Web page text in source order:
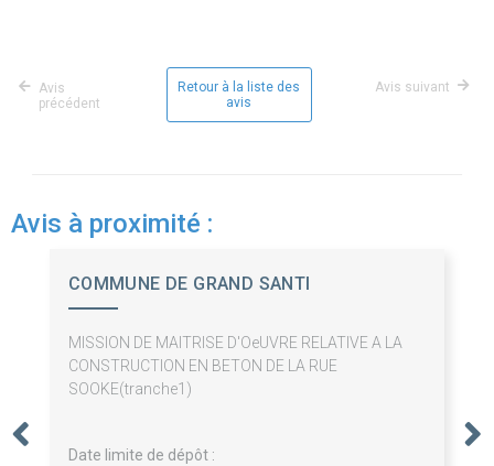
Avis
précédent
Retour à la liste des
avis
Avis suivant
Avis à proximité :
COMMUNE DE GRAND SANTI
MISSION DE MAITRISE D'OeUVRE RELATIVE A LA
CONSTRUCTION EN BETON DE LA RUE
SOOKE(tranche1)
Date limite de dépôt :